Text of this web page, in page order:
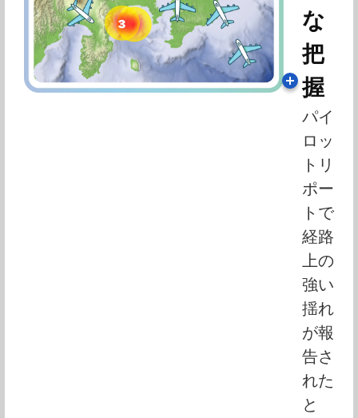
な
把
握
パイ
ロッ
トリ
ポー
トで
経路
上の
強い
揺れ
が報
告さ
れた
と